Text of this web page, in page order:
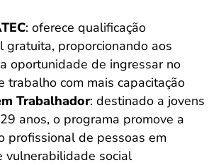
: oferece qualificação
gratuita, proporcionando aos
oportunidade de ingressar no
trabalho com mais capacitação
Trabalhador: destinado a jovens
anos, o programa promove a
profissional de pessoas em
vulnerabilidade social​